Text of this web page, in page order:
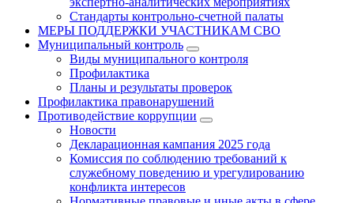
Стандарты контрольно-счетной палаты
МЕРЫ ПОДДЕРЖКИ УЧАСТНИКАМ СВО
Муниципальный контроль
Виды муниципального контроля
Профилактика
Планы и результаты проверок
Профилактика правонарушений
Противодействие коррупции
Новости
Декларационная кампания 2025 года
Комиссия по соблюдению требований к
служебному поведению и урегулированию
конфликта интересов